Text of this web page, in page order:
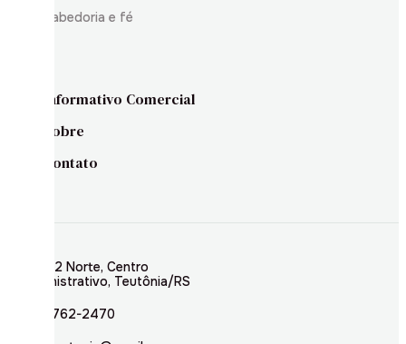
Sabedoria e fé
Informativo Comercial
Sobre
Contato
Rua 02 Norte, Centro
Administrativo, Teutônia/RS
(51) 3762-2470